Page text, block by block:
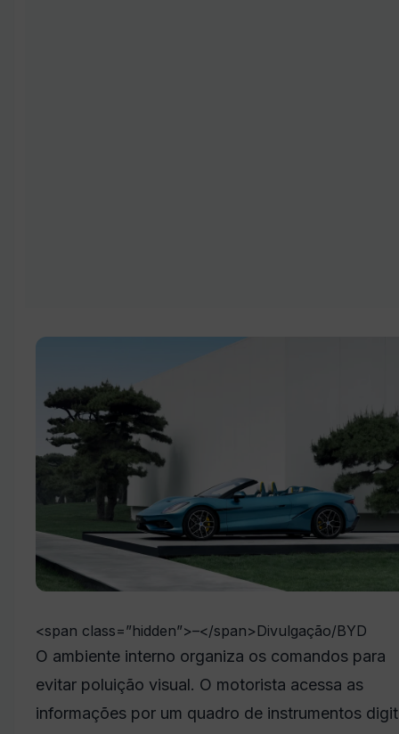
<span class=”hidden”>–</span>Divulgação/BYD
O ambiente interno organiza os comandos para
evitar poluição visual. O motorista acessa as
informações por um quadro de instrumentos